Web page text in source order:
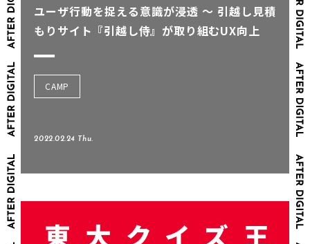
ユーザ行動を捉える意識が浸透 ～ 引越し見積
もりサイト『引越し侍』が取り組むUX向上
CAMP
2022.02.24 Thu.